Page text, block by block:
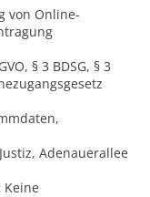
von Online-
§ 3 BDSG, § 3
Adenauerallee
Keine